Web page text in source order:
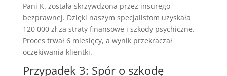
Pani K. została skrzywdzona przez insurego
bezprawnej. Dzięki naszym specjalistom uzyskała
120 000 zł za straty finansowe i szkody psychiczne.
Proces trwał 6 miesięcy, a wynik przekraczał
oczekiwania klientki.
Przypadek 3: Spór o szkodę